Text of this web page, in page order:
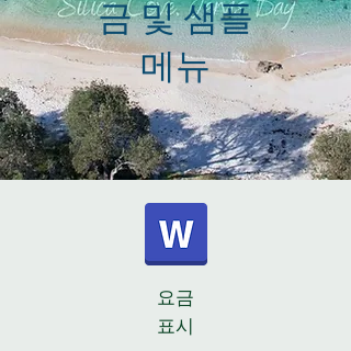
금 및 샘플
메뉴
요금
표시